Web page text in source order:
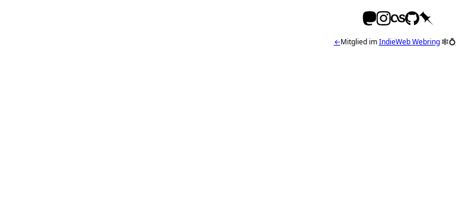
←Mitglied imIndieWeb Webring🕸💍